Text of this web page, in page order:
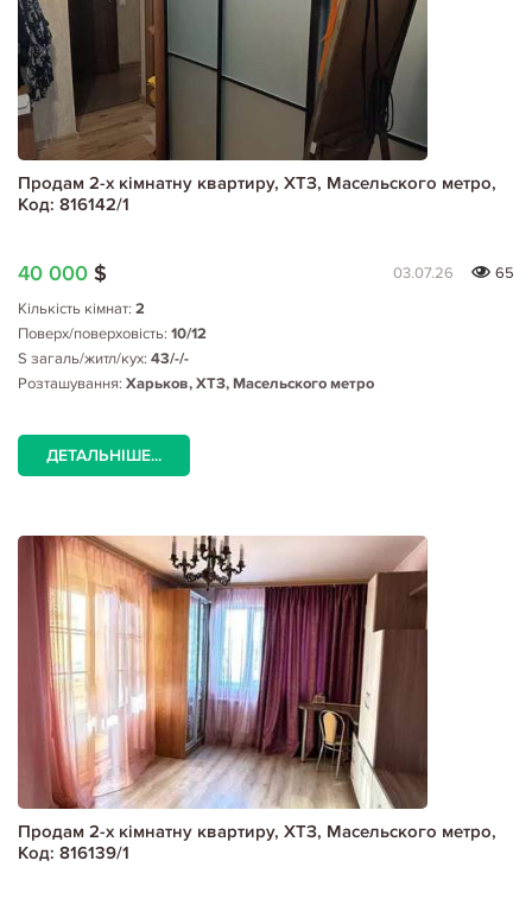
Продам 2-х кімнатну квартиру, ХТЗ, Масельского метро,
Код: 816142/1
40 000 $ 03.07.26
65
Кількість кімнат: 2
Поверх/поверховість: 10/12
S загаль/житл/кух: 43/-/-
Розташування: Харьков, ХТЗ, Масельского метро
ДЕТАЛЬНІШЕ...
Продам 2-х кімнатну квартиру, ХТЗ, Масельского метро,
Код: 816139/1